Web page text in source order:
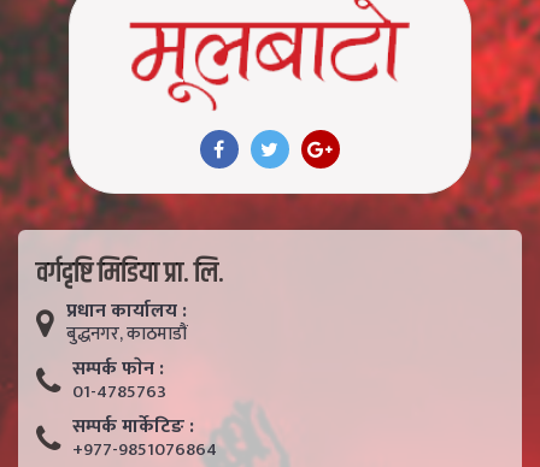
वर्गदृष्टि मिडिया प्रा. लि.
प्रधान कार्यालय :
बुद्धनगर, काठमाडाैं
सम्पर्क फाेन :
01-4785763
सम्पर्क मार्केटिङ :
+977-9851076864